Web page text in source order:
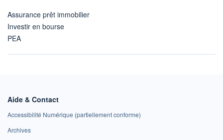
Assurance prêt immobilier
Investir en bourse
PEA
Aide & Contact
Accessibilité Numérique (partiellement conforme)
Archives